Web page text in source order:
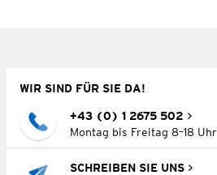
WIR SIND FÜR SIE DA!
+43 (0) 1 2675 502
Montag bis Freitag 8–18 Uhr
SCHREIBEN SIE UNS